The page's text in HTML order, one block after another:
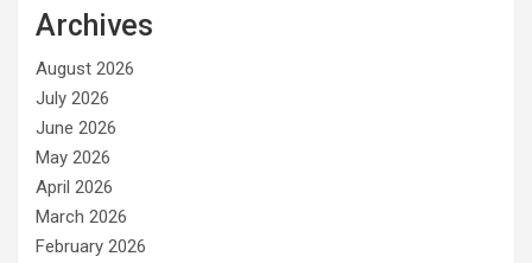
Archives
August 2026
July 2026
June 2026
May 2026
April 2026
March 2026
February 2026